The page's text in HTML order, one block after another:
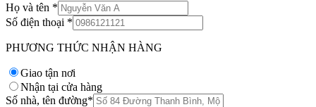
Họ và tên *
Số điện thoại *
PHƯƠNG THỨC NHẬN HÀNG
Giao tận nơi
Nhận tại cửa hàng
Số nhà, tên đường*